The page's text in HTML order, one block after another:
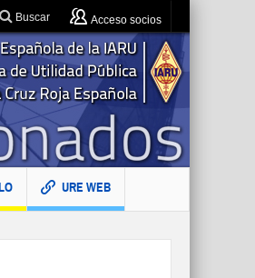
Buscar Acceso socios
URE WEB